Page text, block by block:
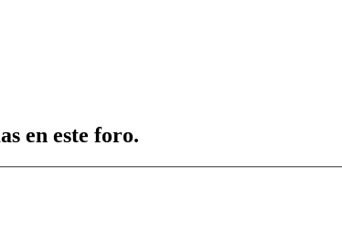
en este foro.